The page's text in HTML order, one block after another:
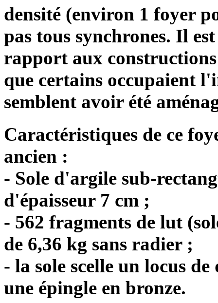
densité (environ 1 foyer
pas tous synchrones. Il
rapport aux
que certains occupaient
semblent avoir été
Caractéristiques de ce
ancien :
- Sole d'argile sub-
d'épaisseur 7 cm ;
- 562 fragments de lut
de 6,36 kg sans radier ;
- la sole scelle un locus
une épingle en bronze.